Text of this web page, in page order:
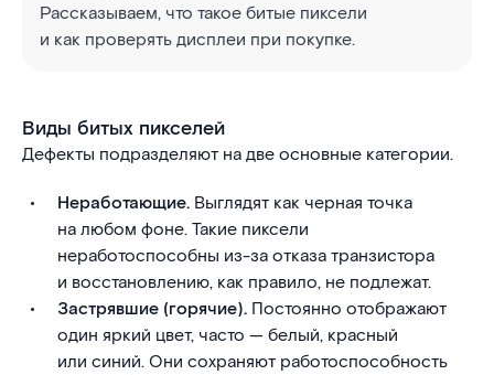
Рассказываем, что такое битые пиксели
и как проверять дисплеи при покупке.
Виды битых пикселей
Дефекты подразделяют на две основные категории.
Неработающие. Выглядят как черная точка
на любом фоне. Такие пиксели
неработоспособны из-за отказа транзистора
и восстановлению, как правило, не подлежат.
Застрявшие (горячие). Постоянно отображают
один яркий цвет, часто — белый, красный
или синий. Они сохраняют работоспособность